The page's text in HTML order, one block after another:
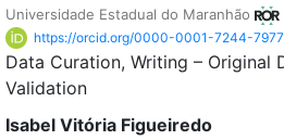
Universidade Estadual do Maranhão
https://orcid.org/0000-0001-7244-7977
Data Curation Writing – Original
Validation
Isabel Vitória Figueiredo